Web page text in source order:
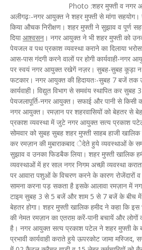
Photo :शहर मुफ्ती व नगर
अलीगढ़ः-नगर आयुक्त ने शहर मुफ्ती से मांगा सहयोग।
किया औचक निरीक्षण। शहर मुफ्ती ने सुझाव व पूर्ण
दियाआश्वसन । नगर आयुक्त ने भी शहर मुफ्ती को
पेयजल व पथ प्रकाश व्यवस्था कराने का दिलाया
आस-पास गंदगी करने वालों पर होगी कार्यवाही-नगर
पर स्वयं नगर आयुक्त रखेगें नज़र। सुबह-सुबह कूड़ा
फटकार। नगर आयुक्त की हिदायतः-सुबह 7 बजें तक
कार्यवाही। विद्युत विभाग से समवंय स्थापित कर
पेयजलापूर्ति-नगर आयुक्त। सफाई और पानी से किसी
नगर आयुक्त। रमज़ान पर शहरवासियों को बेहतर से
प्रकाश व्यवस्था में जुटे नगर आयुक्त सत्य प्रकाश
सोमवार को सुबह सुबह शहर मुफ्ती साहब हाजी
कर रमज़ान की मुबाराकबाद ेदेते हुये व्यवस्थाओं के
सुझाव व उनका फिडबैक लिया। शहर मुफ्ती खालिक
व्यवस्थाओं में हर साल नगर निगम अच्छी व्यवस्था
पर आवारा पशुओं के विचरण करने के कारण रोजेंदारों व
सामना करना पड़ सकता है इसके आलावा रमज़ान में
टाइम सुबह 3 से 5 बजें और शाम 5 से 7 बजें के बीच में
बेहतर होगा। शहर मुफ्ती खालिक हमीद ने कहा कि
की नेमत रमज़ान का एतराम़ करें-पानी बचायें और लोगों
है। नगर आयुक्त सत्य प्रकाश पटेल ने शहर मुफ्ती के
प्रभावी कार्यवाही कराते हुये ऊपरकोट जामा मस्जिद,